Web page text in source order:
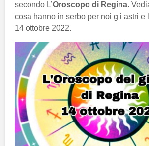
secondo L’Oroscopo di Regina.
cosa hanno in serbo per noi gli astri e
14 ottobre 2022.